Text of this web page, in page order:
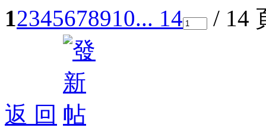
12345678910... 14 / 14
返 回